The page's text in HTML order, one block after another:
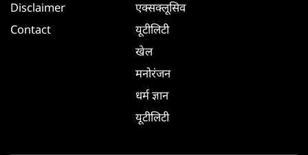
Disclaimer
Contact
एक्सक्लूसिव
यूटीलिटी
खेल
मनोरंजन
धर्म ज्ञान
यूटीलिटी